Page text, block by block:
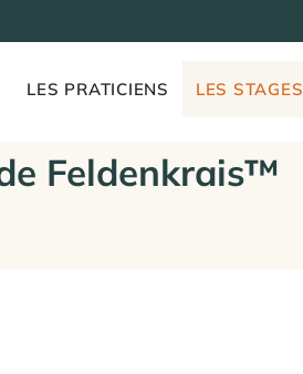
LES PRATICIENS LES STAGES
Feldenkrais™